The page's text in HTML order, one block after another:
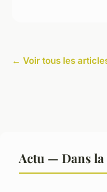
← Voir tous les
Actu — Dans